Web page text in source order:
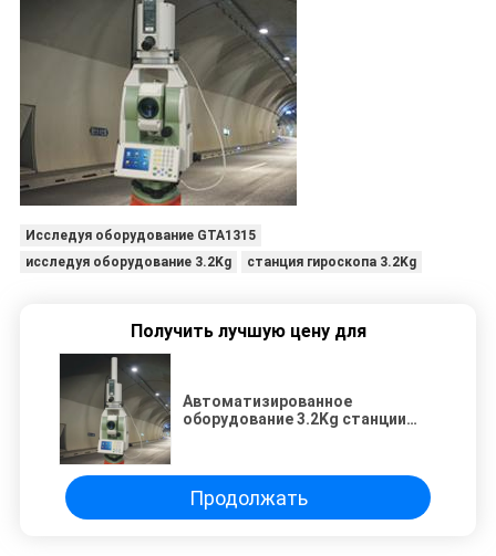
Исследуя оборудование GTA1315
исследуя оборудование 3.2Kg
станция гироскопа 3.2Kg
Получить лучшую цену для
Автоматизированное
оборудование 3.2Kg станции
Продолжать